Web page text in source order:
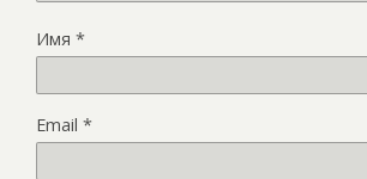
Имя *
Email *